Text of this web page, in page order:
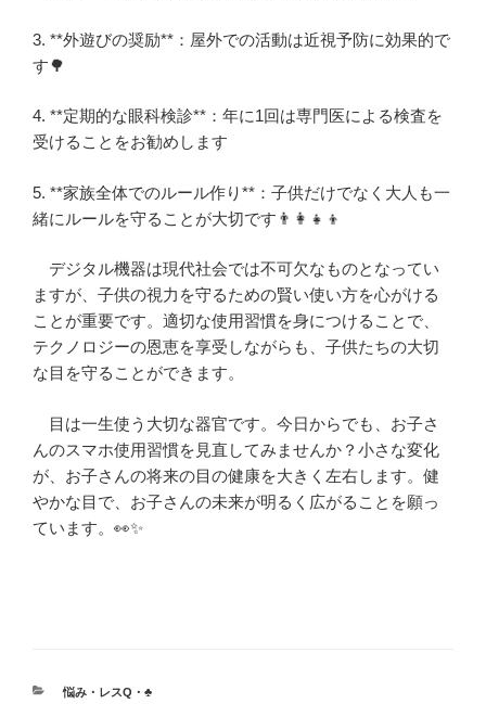
3. **外遊びの奨励**：屋外での活動は近視予防に効果的で
す🌳
4. **定期的な眼科検診**：年に1回は専門医による検査を
受けることをお勧めします
5. **家族全体でのルール作り**：子供だけでなく大人も一
緒にルールを守ることが大切です👨‍👩‍👧‍👦
デジタル機器は現代社会では不可欠なものとなってい
ますが、子供の視力を守るための賢い使い方を心がける
ことが重要です。適切な使用習慣を身につけることで、
テクノロジーの恩恵を享受しながらも、子供たちの大切
な目を守ることができます。
目は一生使う大切な器官です。今日からでも、お子さ
んのスマホ使用習慣を見直してみませんか？小さな変化
が、お子さんの将来の目の健康を大きく左右します。健
やかな目で、お子さんの未来が明るく広がることを願っ
ています。👀✨
カ
悩み・レスQ・♣